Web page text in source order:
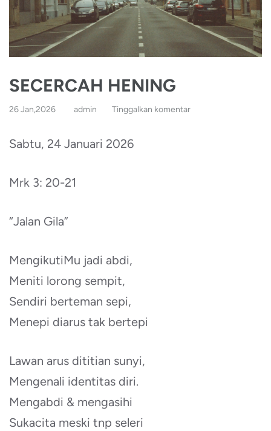
SECERCAH HENING
26 Jan,2026 admin Tinggalkan komentar
Sabtu, 24 Januari 2026
Mrk 3: 20-21
“Jalan Gila”
MengikutiMu jadi abdi,
Meniti lorong sempit,
Sendiri berteman sepi,
Menepi diarus tak bertepi
Lawan arus dititian sunyi,
Mengenali identitas diri.
Mengabdi & mengasihi
Sukacita meski tnp seleri